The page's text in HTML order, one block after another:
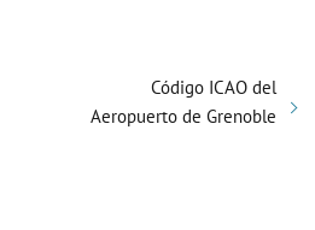
Código ICAO del
Aeropuerto de Grenoble